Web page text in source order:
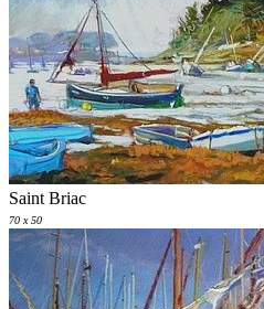
Saint Briac
70 x 50